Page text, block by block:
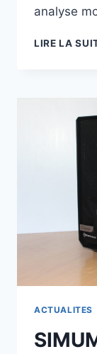
analyse
LIRE LA
ACTUALITES